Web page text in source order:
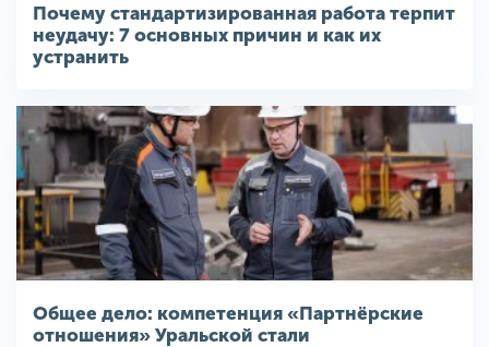
Почему стандартизированная работа терпит
неудачу: 7 основных причин и как их
устранить
Общее дело: компетенция «Партнёрские
отношения» Уральской стали